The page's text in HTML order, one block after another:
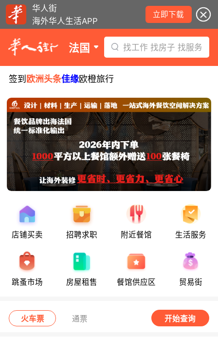
华人街
海外华人生活APP
立即下载
法国 找工作 找房子 找服务
签到 欧洲头条佳缘欧橙旅行
店铺买卖 招聘求职 附近餐馆 生活服务
跳蚤市场 房屋租售 餐馆供应区 贸易街
火车票 通票 开始查询